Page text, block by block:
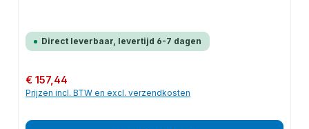
Direct leverbaar, levertijd 6-7 dagen
Normale prijs:
€ 157,44
Prijzen incl. BTW en excl. verzendkosten